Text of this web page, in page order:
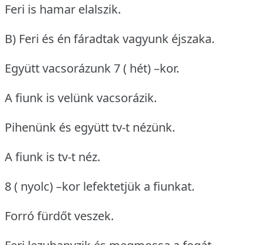
Feri is hamar elalszik.
B) Feri és én fáradtak vagyunk éjszaka.
Együtt vacsorázunk 7 ( hét) –kor.
A fiunk is velünk vacsorázik.
Pihenünk és együtt tv-t nézünk.
A fiunk is tv-t néz.
8 ( nyolc) –kor lefektetjük a fiunkat.
Forró fürdőt veszek.